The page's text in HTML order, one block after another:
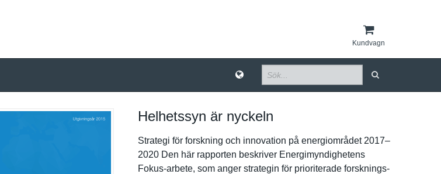
Kundvagn
Helhetssyn är nyckeln
Strategi för forskning och innovation på energiområ­det 2017–
2020 Den här rapporten beskriver Energimynd­ighetens
Fokus-arbete, som anger strategin för prioritera­de forsknings-